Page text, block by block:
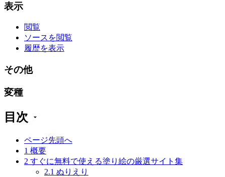
表示
閲覧
ソースを閲覧
履歴を表示
その他
変種
目次
ページ先頭へ
1 概要
2 すぐに無料で使える塗り絵の厳選サイト集
2.1 ぬりえり